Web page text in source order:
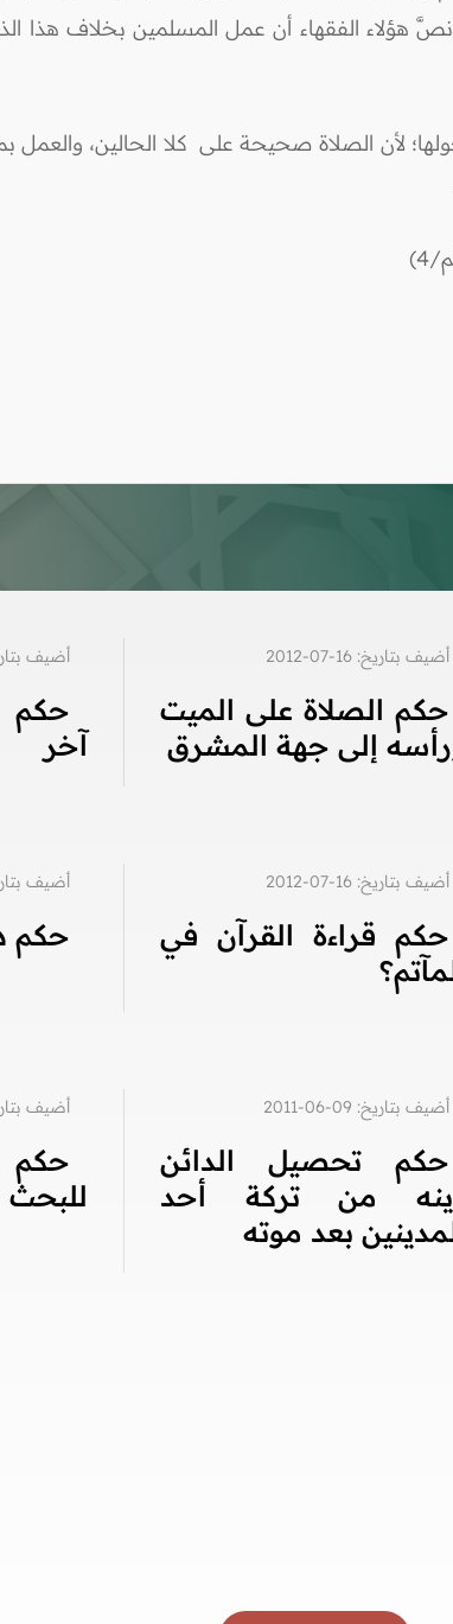
هؤلاء الفقهاء أن عمل المسلمين بخلاف هذا
لأن الصلاة صحيحة على كلا الحالين،
أضيف بتاريخ: 16-07-2012
حكم الصلاة على الميت
إلى جهة المشرق
أضيف بتاريخ: 16-
آخر
أضيف بتاريخ: 16-07-2012
حكم قراءة القرآن في
أضيف بتاريخ: 09-
حكم
أضيف بتاريخ: 09-06-2011
حكم تحصيل الدائن
من تركة أحد
بعد موته
أضيف بتاريخ: 16-
حكم
للبحث